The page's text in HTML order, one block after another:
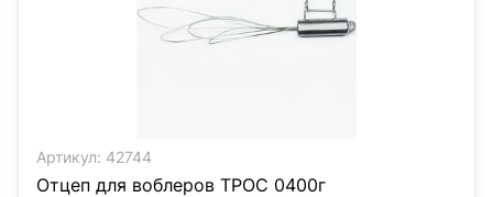
Артикул: 42744
Отцеп для воблеров ТРОС 0400г